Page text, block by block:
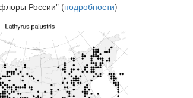
России" (подробности)